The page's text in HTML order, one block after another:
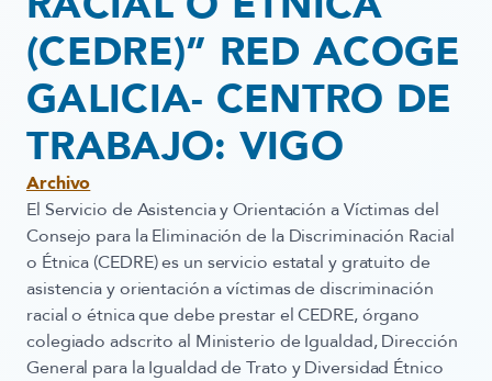
(CEDRE)” RED ACOGE
GALICIA- CENTRO DE
TRABAJO: VIGO
Archivo
El Servicio de Asistencia y Orientación a Víctimas del
Consejo para la Eliminación de la Discriminación Racial
o Étnica (CEDRE) es un servicio estatal y gratuito de
asistencia y orientación a víctimas de discriminación
racial o étnica que debe prestar el CEDRE, órgano
colegiado adscrito al Ministerio de Igualdad, Dirección
General para la Igualdad de Trato y Diversidad Étnico